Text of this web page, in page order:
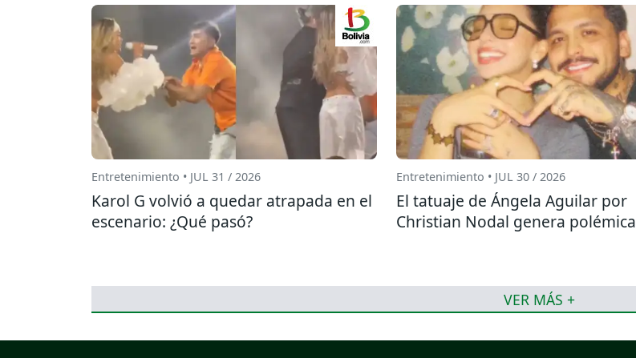
Entretenimiento • JUL 31 / 2026
Karol G volvió a quedar atrapada en el
escenario: ¿Qué pasó?
Entretenimiento • JUL 30 / 2026
El tatuaje de Ángela Aguilar por
Christian Nodal genera polémica
VER MÁS +